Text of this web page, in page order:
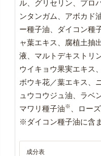
ル、グリセリン、プロ
ンタンガム、アボカド
ー種子油、ダイコン種
ャ葉エキス、腐植土抽
液、マルトデキストリ
ウイキョウ果実エキス
ボウキ花／葉エキス、
ュウコウジュ油、ラベ
マワリ種子油※
、ロー
※ダイコン種子油に含
成分表